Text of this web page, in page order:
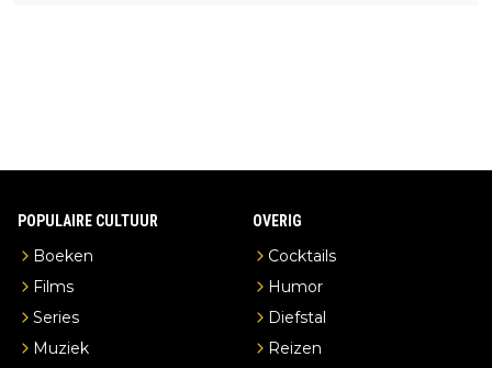
POPULAIRE CULTUUR
Boeken
Films
Series
Muziek
OVERIG
Cocktails
Humor
Diefstal
Reizen